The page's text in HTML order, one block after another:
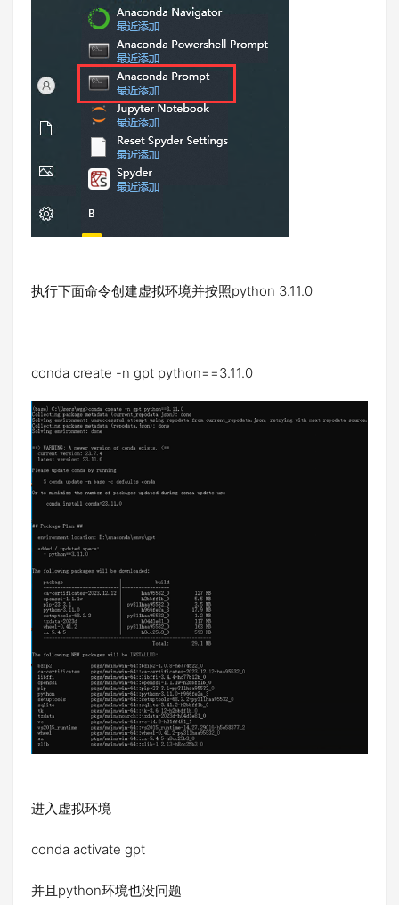
执行下面命令创建虚拟环境并按照python 3.11.0
conda create -n gpt python==3.11.0
进入虚拟环境
conda activate gpt
并且python环境也没问题